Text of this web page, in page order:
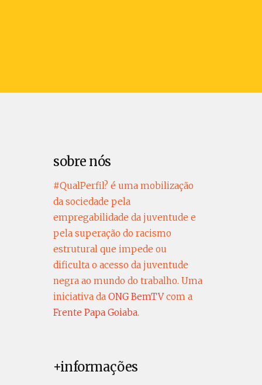
sobre nós
#QualPerfil? é uma mobilização
da sociedade pela
empregabilidade da juventude e
pela superação do racismo
estrutural que impede ou
dificulta o acesso da juventude
negra ao mundo do trabalho. Uma
iniciativa da ONG BemTVcom a
Frente Papa Goiaba.
+informações